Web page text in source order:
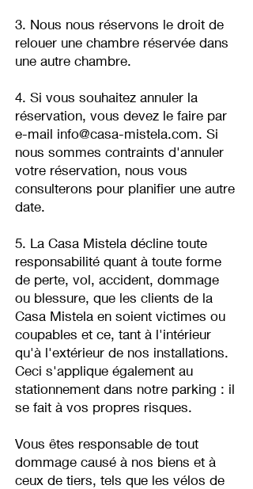
3. Nous nous réservons le droit de
relouer une chambre réservée dans
une autre chambre.
4. Si vous souhaitez annuler la
réservation, vous devez le faire par
e-mail info@casa-mistela.com. Si
nous sommes contraints d'annuler
votre réservation, nous vous
consulterons pour planifier une autre
date.
5. La Casa Mistela décline toute
responsabilité quant à toute forme
de perte, vol, accident, dommage
ou blessure, que les clients de la
Casa Mistela en soient victimes ou
coupables et ce, tant à l'intérieur
qu'à l'extérieur de nos installations.
Ceci s'applique également au
stationnement dans notre parking : il
se fait à vos propres risques.
Vous êtes responsable de tout
dommage causé à nos biens et à
ceux de tiers, tels que les vélos de